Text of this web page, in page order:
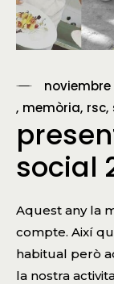
noviembre
memòria rsc
social
Aquest any la
compte. Així
habitual però
la nostra